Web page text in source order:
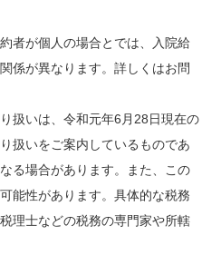
者が個人の場合とでは、入院給
係が異なります。詳しくはお問
扱いは、令和元年6月28日現在の
扱いをご案内しているものであ
る場合があります。また、この
能性があります。具体的な税務
理士などの税務の専門家や所轄